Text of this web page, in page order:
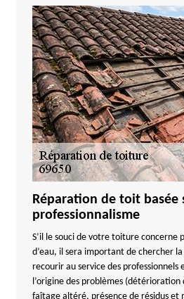
Réparation de toit basée
professionnalisme
S’il le souci de votre toiture concerne
d’eau, il sera important de chercher
recourir au service des professionnels
l’origine des problèmes
faîtage altéré, présence de résidus et